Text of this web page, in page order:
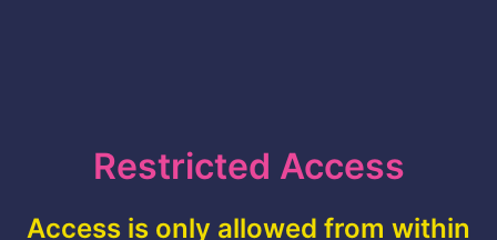
Restricted Access
Access is only allowed from within